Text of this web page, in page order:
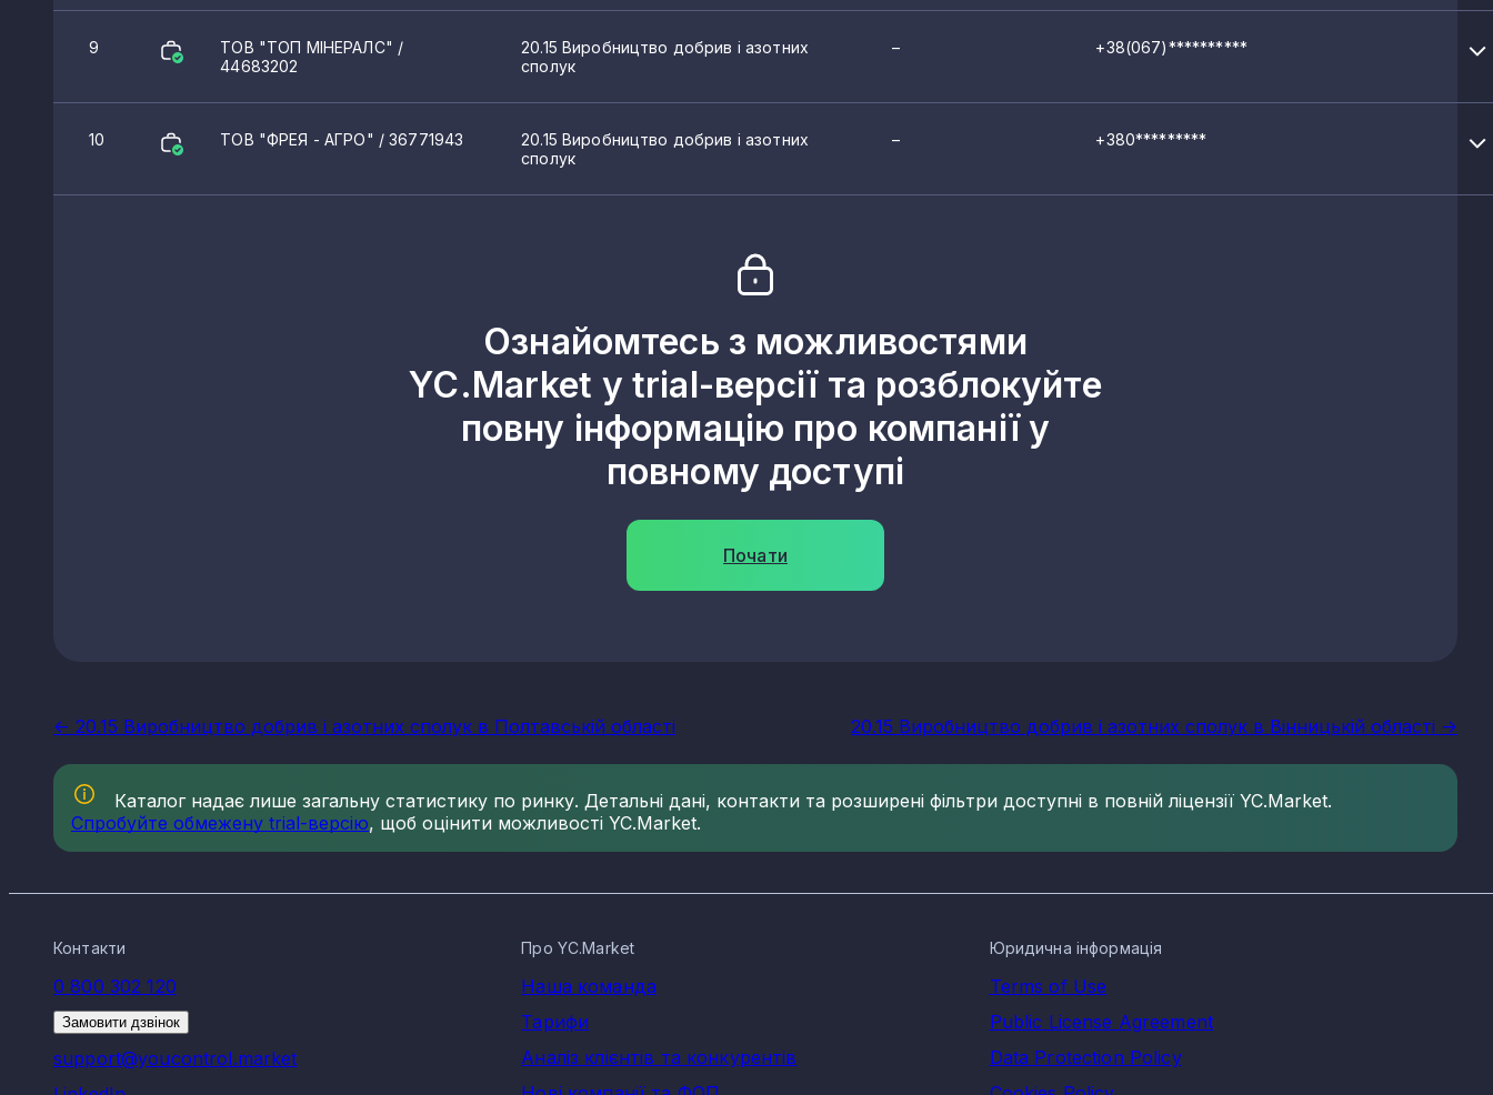
9 ТОВ "ТОП МІНЕРАЛС" /
44683202
20.15 Виробництво добрив і азотних
сполук
– +38(067)**********
10 ТОВ "ФРЕЯ - АГРО" / 36771943
20.15 Виробництво добрив і азотних
сполук
– +380*********
Ознайомтесь з можливостями
YC.Market у trial-версії та розблокуйте
повну інформацію про компанії у
повному доступі
Почати
<- 20.15 Виробництво добрив і азотних сполук в Полтавській області 20.15 Виробництво добрив і азотних сполук в Вінницькій області ->
Каталог надає лише загальну статистику по ринку. Детальні дані, контакти та розширені фільтри доступні в повній ліцензії YC.Market.
Спробуйте обмежену trial-версію, щоб оцінити можливості YC.Market.
Контакти
0 800 302 120
Замовити дзвінок
support@youcontrol.market
Про YC.Market
Наша команда
Тарифи
Аналіз клієнтів та конкурентів
Юридична інформація
Terms of Use
Public License Agreement
Data Protection Policy